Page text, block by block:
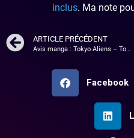
inclus. Ma note
ARTICLE PRÉCÉDENT
Avis manga : Tokyo Aliens – Tome 1
Facebook